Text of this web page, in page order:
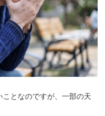
となのですが、一部の天